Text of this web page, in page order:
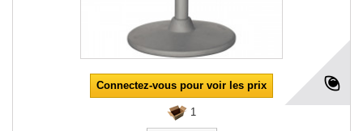
Connectez-vous pour voir les prix
1